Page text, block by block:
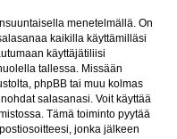
menetelmällä. On
kaikilla käyttämilläsi
käyttäjätiliisi
tallessa. Missään
phpBB tai muu kolmas
salasanasi. Voit käyttää
Tämä toiminto pyytää
jonka jälkeen